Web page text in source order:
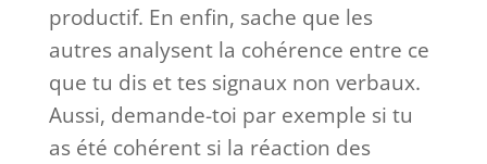
productif. En enfin, sache que les
autres analysent la cohérence entre ce
que tu dis et tes signaux non verbaux.
Aussi, demande-toi par exemple si tu
as été cohérent si la réaction des